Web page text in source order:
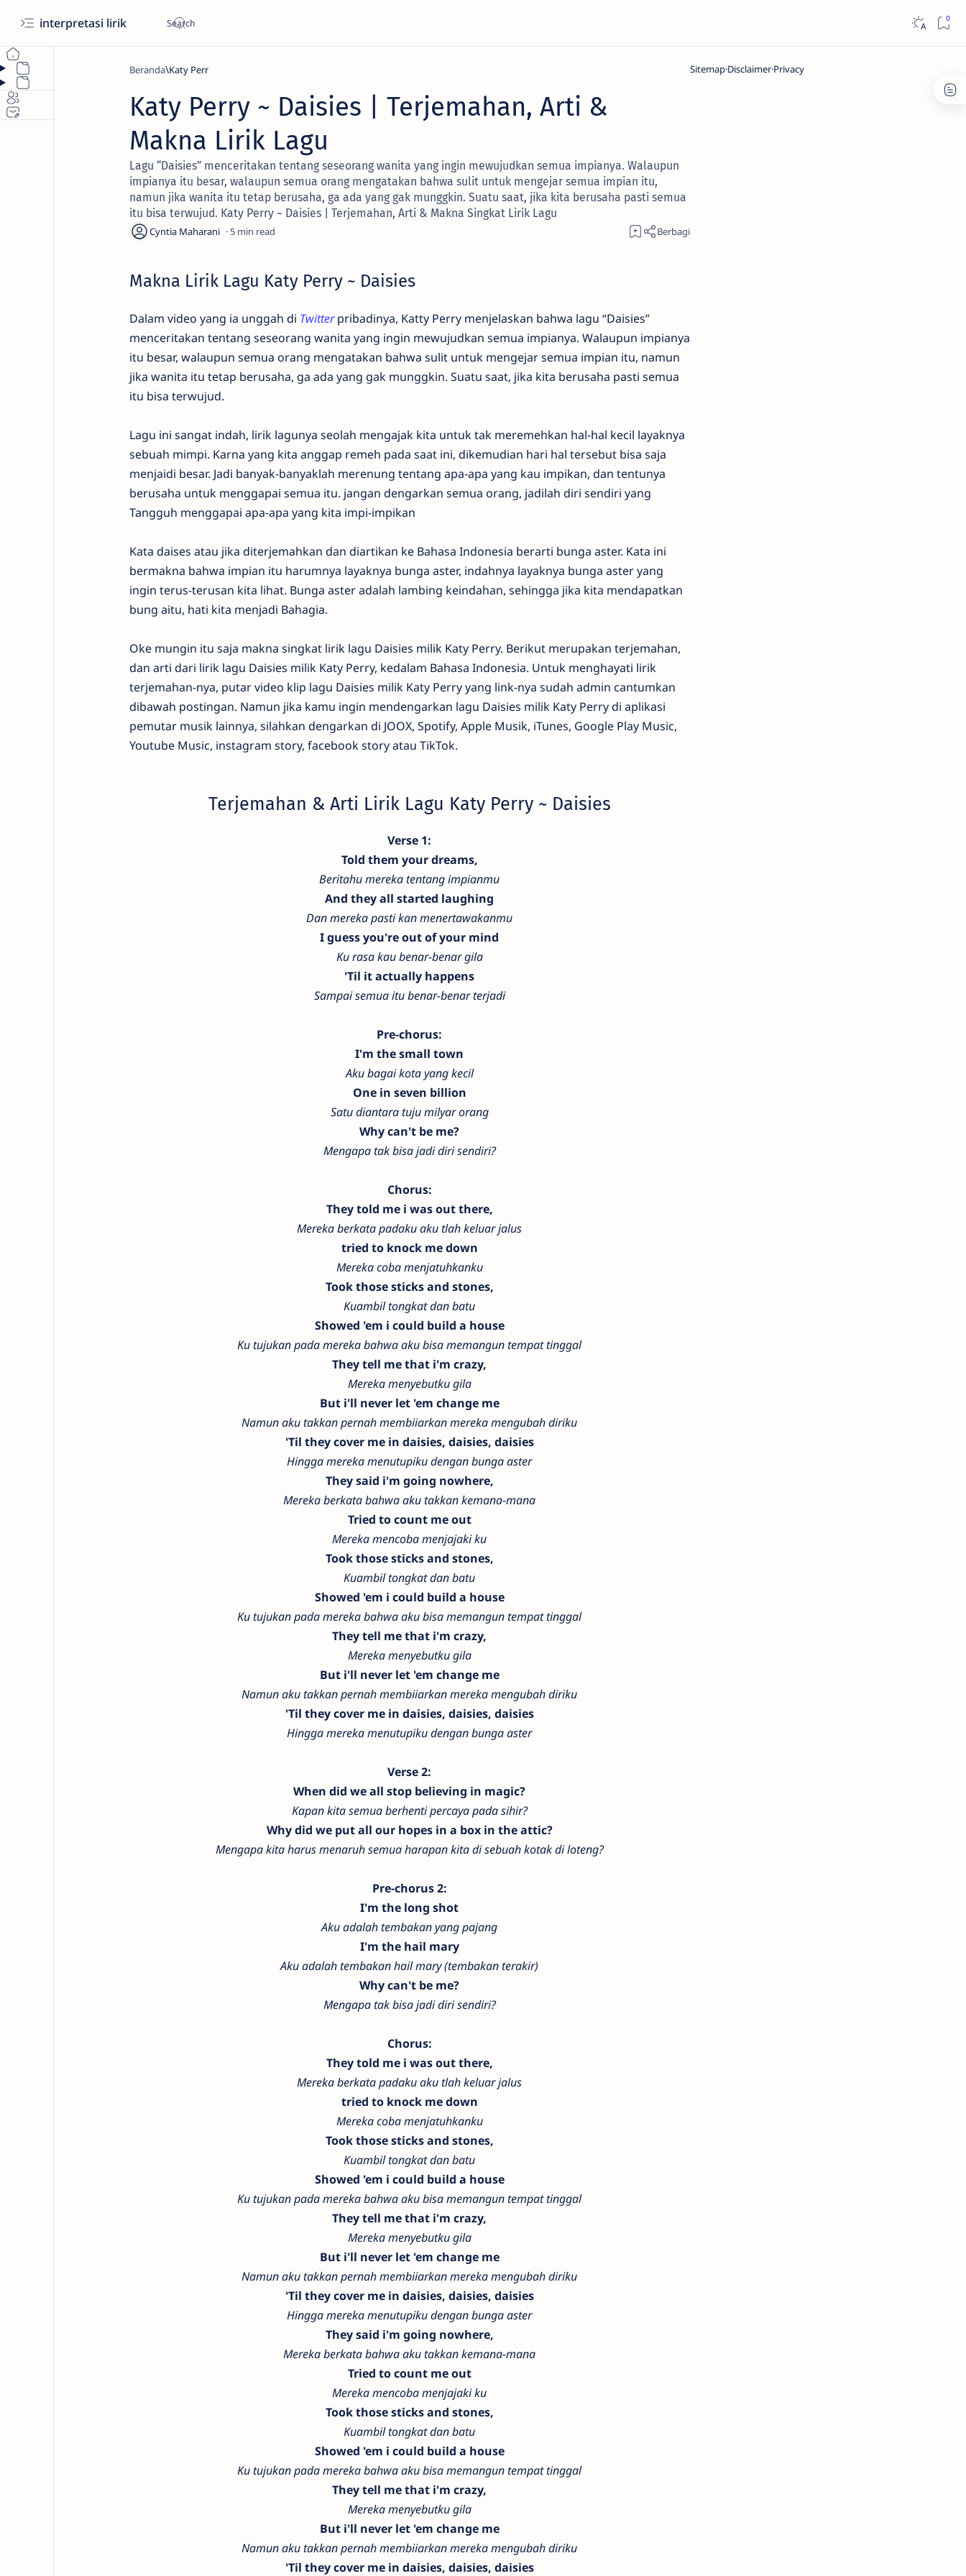
interpretasi lirik
Beranda Katy Perr
Katy Perry ~ Daisies | Terjemahan, Arti &
Makna Lirik Lagu
Lagu “Daisies” menceritakan tentang seseorang wanita yang ingin mewujudkan semua impianya. Walaupun
impianya itu besar, walaupun semua orang mengatakan bahwa sulit untuk mengejar semua impian itu,
namun jika wanita itu tetap berusaha, ga ada yang gak munggkin. Suatu saat, jika kita berusaha pasti semua
itu bisa terwujud. Katy Perry ~ Daisies | Terjemahan, Arti & Makna Singkat Lirik Lagu
5
Makna Lirik Lagu Katy Perry ~ Daisies
Dalam video yang ia unggah di Twitterpribadinya, Katty Perry menjelaskan bahwa lagu “Daisies”
menceritakan tentang seseorang wanita yang ingin mewujudkan semua impianya. Walaupun impianya
itu besar, walaupun semua orang mengatakan bahwa sulit untuk mengejar semua impian itu, namun
jika wanita itu tetap berusaha, ga ada yang gak munggkin. Suatu saat, jika kita berusaha pasti semua
itu bisa terwujud.
Lagu ini sangat indah, lirik lagunya seolah mengajak kita untuk tak meremehkan hal-hal kecil layaknya
sebuah mimpi. Karna yang kita anggap remeh pada saat ini, dikemudian hari hal tersebut bisa saja
menjaidi besar. Jadi banyak-banyaklah merenung tentang apa-apa yang kau impikan, dan tentunya
berusaha untuk menggapai semua itu. jangan dengarkan semua orang, jadilah diri sendiri yang
Tangguh menggapai apa-apa yang kita impi-impikan
Kata daises atau jika diterjemahkan dan diartikan ke Bahasa Indonesia berarti bunga aster. Kata ini
bermakna bahwa impian itu harumnya layaknya bunga aster, indahnya layaknya bunga aster yang
ingin terus-terusan kita lihat. Bunga aster adalah lambing keindahan, sehingga jika kita mendapatkan
bung aitu, hati kita menjadi Bahagia.
Oke mungin itu saja makna singkat lirik lagu Daisies milik Katy Perry. Berikut merupakan terjemahan,
dan arti dari lirik lagu Daisies milik Katy Perry, kedalam Bahasa Indonesia. Untuk menghayati lirik
terjemahan-nya, putar video klip lagu Daisies milik Katy Perry yang link-nya sudah admin cantumkan
dibawah postingan. Namun jika kamu ingin mendengarkan lagu Daisies milik Katy Perry di aplikasi
pemutar musik lainnya, silahkan dengarkan di JOOX, Spotify, Apple Musik, iTunes, Google Play Music,
Youtube Music, instagram story, facebook story atau TikTok.
Terjemahan & Arti Lirik Lagu Katy Perry ~ Daisies
Verse 1:
Told them your dreams,
Beritahu mereka tentang impianmu
And they all started laughing
Dan mereka pasti kan menertawakanmu
I guess you're out of your mind
Ku rasa kau benar-benar gila
'Til it actually happens
Sampai semua itu benar-benar terjadi
Pre-chorus:
I'm the small town
Aku bagai kota yang kecil
One in seven billion
Satu diantara tuju milyar orang
Why can't be me?
Mengapa tak bisa jadi diri sendiri?
Chorus:
They told me i was out there,
Mereka berkata padaku aku tlah keluar jalus
tried to knock me down
Mereka coba menjatuhkanku
Took those sticks and stones,
Kuambil tongkat dan batu
Showed 'em i could build a house
Ku tujukan pada mereka bahwa aku bisa memangun tempat tinggal
They tell me that i'm crazy,
Mereka menyebutku gila
But i'll never let 'em change me
Namun aku takkan pernah membiiarkan mereka mengubah diriku
'Til they cover me in daisies, daisies, daisies
Hingga mereka menutupiku dengan bunga aster
They said i'm going nowhere,
Mereka berkata bahwa aku takkan kemana-mana
Tried to count me out
Mereka mencoba menjajaki ku
Took those sticks and stones,
Kuambil tongkat dan batu
Showed 'em i could build a house
Ku tujukan pada mereka bahwa aku bisa memangun tempat tinggal
They tell me that i'm crazy,
Mereka menyebutku gila
But i'll never let 'em change me
Namun aku takkan pernah membiiarkan mereka mengubah diriku
'Til they cover me in daisies, daisies, daisies
Hingga mereka menutupiku dengan bunga aster
Verse 2:
When did we all stop believing in magic?
Kapan kita semua berhenti percaya pada sihir?
Why did we put all our hopes in a box in the attic?
Mengapa kita harus menaruh semua harapan kita di sebuah kotak di loteng?
Pre-chorus 2:
I'm the long shot
Aku adalah tembakan yang pajang
I'm the hail mary
Aku adalah tembakan hail mary (tembakan terakir)
Why can't be me?
Mengapa tak bisa jadi diri sendiri?
Chorus:
They told me i was out there,
Mereka berkata padaku aku tlah keluar jalus
tried to knock me down
Mereka coba menjatuhkanku
Took those sticks and stones,
Kuambil tongkat dan batu
Showed 'em i could build a house
Ku tujukan pada mereka bahwa aku bisa memangun tempat tinggal
They tell me that i'm crazy,
Mereka menyebutku gila
But i'll never let 'em change me
Namun aku takkan pernah membiiarkan mereka mengubah diriku
'Til they cover me in daisies, daisies, daisies
Hingga mereka menutupiku dengan bunga aster
They said i'm going nowhere,
Mereka berkata bahwa aku takkan kemana-mana
Tried to count me out
Mereka mencoba menjajaki ku
Took those sticks and stones,
Kuambil tongkat dan batu
Showed 'em i could build a house
Ku tujukan pada mereka bahwa aku bisa memangun tempat tinggal
They tell me that i'm crazy,
Mereka menyebutku gila
But i'll never let 'em change me
Namun aku takkan pernah membiiarkan mereka mengubah diriku
'Til they cover me in daisies, daisies, daisies
SitemapDisclaimerPrivacy